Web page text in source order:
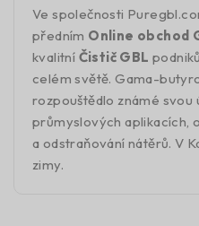
Ve společnosti
předním Online obchod
kvalitní Čistič GBL
celém světě. Gama-
rozpouštědlo známé svou
průmyslových aplikacích,
a odstraňování nátěrů. V
zimy.